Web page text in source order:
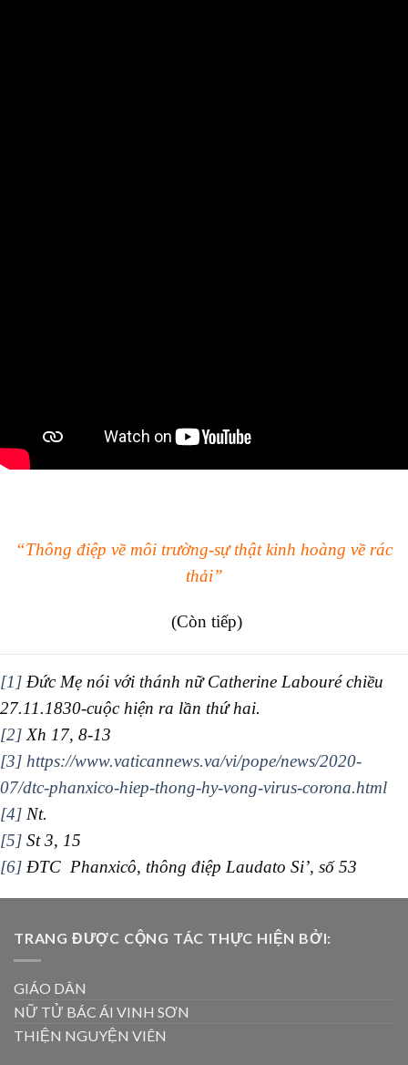
“Thông điệp về môi trường-sự thật kinh hoàng về rác
thải”
(Còn tiếp)
[1] Đức Mẹ nói với thánh nữ Catherine Labouré chiều
27.11.1830-cuộc hiện ra lần thứ hai.
[2] Xh 17, 8-13
[3] https://www.vaticannews.va/vi/pope/news/2020-
07/dtc-phanxico-hiep-thong-hy-vong-virus-corona.html
[4] Nt.
[5] St 3, 15
[6] ĐTC Phanxicô, thông điệp Laudato Si’, số 53
TRANG ĐƯỢC CỘNG TÁC THỰC HIỆN BỞI:
GIÁO DÂN
NỮ TỬ BÁC ÁI VINH SƠN
THIỆN NGUYỆN VIÊN